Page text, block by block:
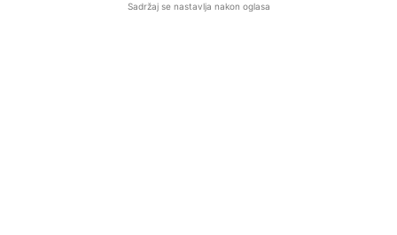
Sadržaj se nastavlja nakon oglasa